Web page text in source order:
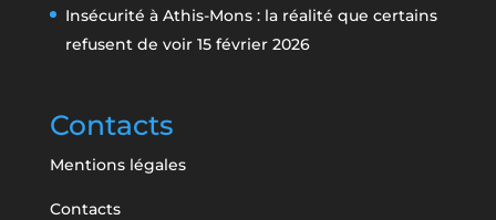
Insécurité à Athis-Mons : la réalité que certains
refusent de voir 15 février 2026
Contacts
Mentions légales
Contacts